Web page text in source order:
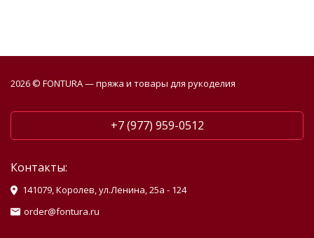
2026 © FONTURA — пряжа и товары для рукоделия
+7 (977) 959-0512
Контакты:
141079, Королев, ул.Ленина, 25а - 124
order@fontura.ru